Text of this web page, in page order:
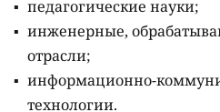
педагогические науки;
инженерные,
отрасли;
информационно-
технологии.